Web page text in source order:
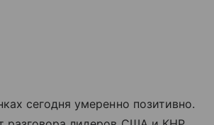
сегодня умеренно позитивно.